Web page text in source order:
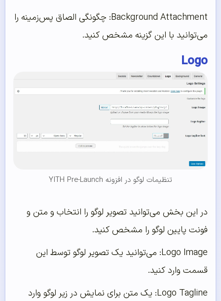
Background Attachment: چگونگی الصاق پس‌زمینه را
می‌توانید با این گزینه مشخص کنید.
Logo
تنظیمات لوگو در افزونه YITH Pre-Launch
در این بخش می‌توانید تصویر لوگو را انتخاب و متن و
فونت پایین لوگو را مشخص کنید.
Logo Image: می‌توانید یک تصویر لوگو توسط این
قسمت وارد کنید.
Logo Tagline: یک متن برای نمایش در زیر لوگو وارد